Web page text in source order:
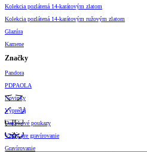
Kolekcia pozlátená 14-karátovým zlatom
Kolekcia pozlátená 14-karátovým ružovým zlatom
Glazúra
Kamene
Značky
Pandora
PDPAOLA
Novinky
Výpredaj
Darčekové poukazy
Vzory pre gravírovanie
Gravírovanie